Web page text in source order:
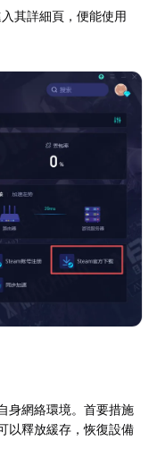
其詳細頁，便能使用
身網絡環境。首要措施
以釋放緩存，恢復設備